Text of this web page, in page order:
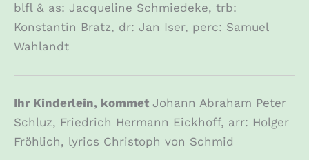
blfl & as: Jacqueline Schmiedeke, trb:
Konstantin Bratz, dr: Jan Iser, perc: Samuel
Wahlandt
Ihr Kinderlein, kommet Johann Abraham Peter
Schluz, Friedrich Hermann Eickhoff, arr: Holger
Fröhlich, lyrics Christoph von Schmid